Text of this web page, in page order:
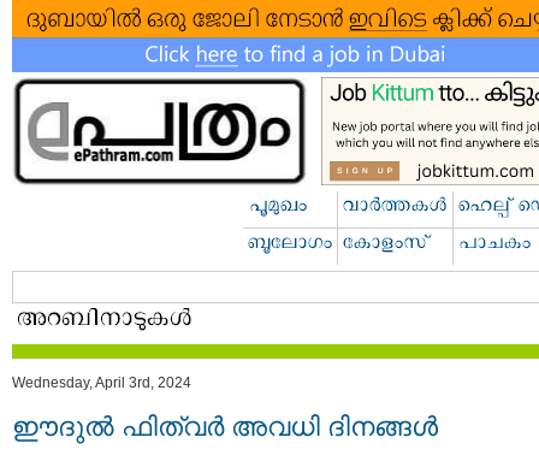
Wednesday, April 3rd, 2024
ഈദുൽ ഫിത്വർ അവധി ദിനങ്ങൾ